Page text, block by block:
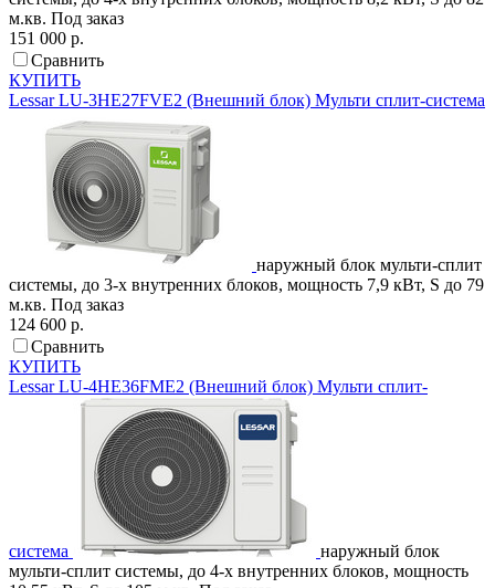
м.кв. Под заказ
151 000 р.
Сравнить
КУПИТЬ
Lessar LU-3HE27FVE2 (Внешний блок) Мульти сплит-система
наружный блок мульти-сплит
системы, до 3-х внутренних блоков, мощность 7,9 кВт, S до 79
м.кв. Под заказ
124 600 р.
Сравнить
КУПИТЬ
Lessar LU-4HE36FME2 (Внешний блок) Мульти сплит-
система
наружный блок
мульти-сплит системы, до 4-х внутренних блоков, мощность